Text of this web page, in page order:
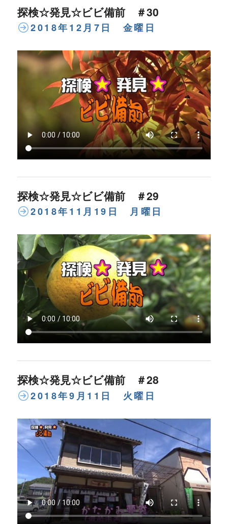
探検☆発見☆ビビ備前 ＃30
2018年12月7日 金曜日
探検☆発見☆ビビ備前 ＃29
2018年11月19日 月曜日
探検☆発見☆ビビ備前 ＃28
2018年9月11日 火曜日